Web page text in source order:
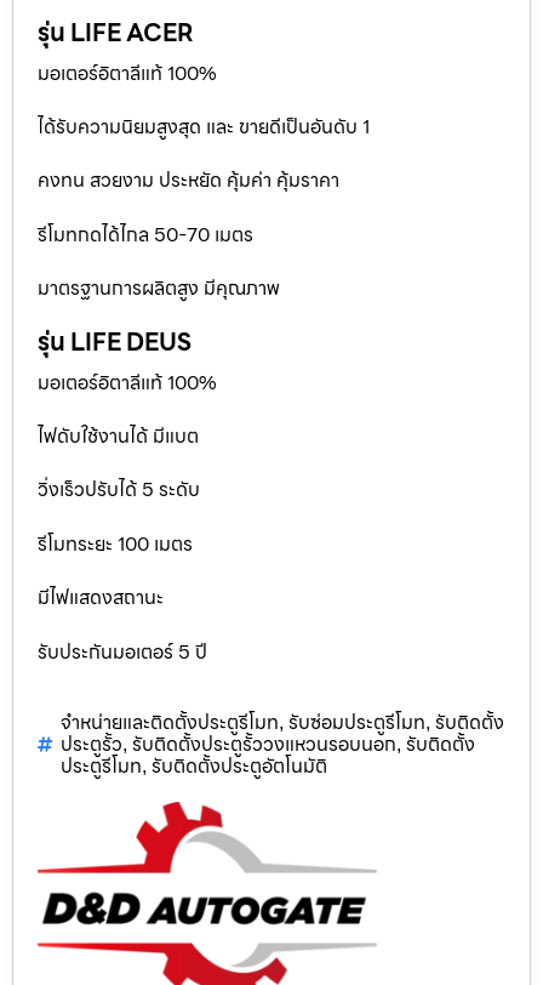
รุ่น LIFE ACER
มอเตอร์อิตาลีแท้ 100%
ได้รับความนิยมสูงสุด และ ขายดีเป็นอันดับ 1
คงทน สวยงาม ประหยัด คุ้มค่า คุ้มราคา
รีโมทกดได้ไกล 50-70 เมตร
มาตรฐานการผลิตสูง มีคุณภาพ
รุ่น LIFE DEUS
มอเตอร์อิตาลีแท้ 100%
ไฟดับใช้งานได้ มีแบต
วิ่งเร็วปรับได้ 5 ระดับ
รีโมทระยะ 100 เมตร
มีไฟแสดงสถานะ
รับประกันมอเตอร์ 5 ปี
จำหน่ายและติดตั้งประตูรีโมท, รับซ่อมประตูรีโมท, รับติดตั้ง
ประตูรั้ว, รับติดตั้งประตูรั้ววงแหวนรอบนอก, รับติดตั้ง
ประตูรีโมท, รับติดตั้งประตูอัตโนมัติ